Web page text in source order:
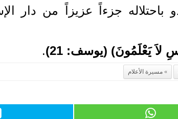
باحتلاله جزءاً عزيزاً من دار
لاَ يَعْلَمُونَ) (يوسف: 21) .
مسيرة الأعلام